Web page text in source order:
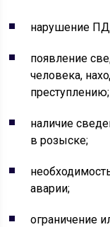
нарушение
появление
человека,
преступлению;
наличие
в розыске;
аварии;
ограничение